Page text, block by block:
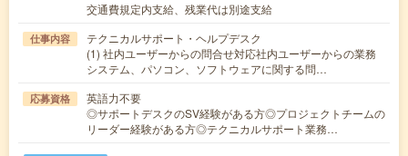
交通費規定内支給、残業代は別途支給
仕事内容
テクニカルサポート・ヘルプデスク
(1) 社内ユーザーからの問合せ対応社内ユーザーからの業務
システム、パソコン、ソフトウェアに関する問…
応募資格
英語力不要
◎サポートデスクのSV経験がある方◎プロジェクトチームの
リーダー経験がある方◎テクニカルサポート業務…